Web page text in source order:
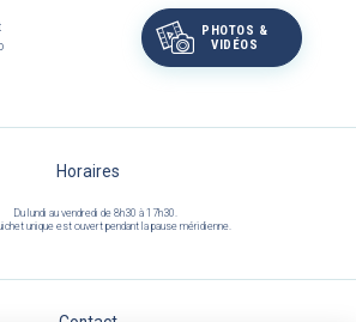
PHOTOS &
VIDÉOS
Horaires
Du lundi au vendredi de 8h30 à 17h30.
unique est ouvert pendant la pause méridienne.